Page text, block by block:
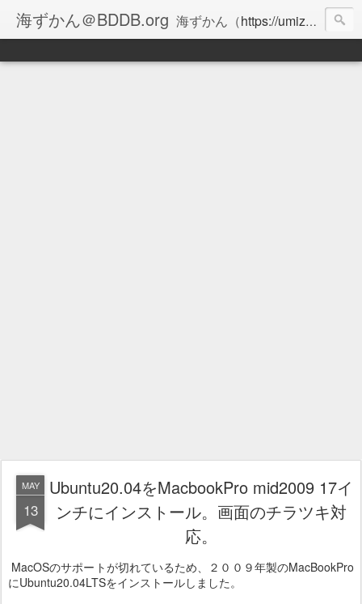
海ずかん＠BDDB.org 海ずかん（https://umizukan.com
MAY
13
Ubuntu20.04をMacbookPro mid2009 17イ
ンチにインストール。画面のチラツキ対
応。
MacOSのサポートが切れているため、２００９年製のMacBookPro
にUbuntu20.04LTSをインストールしました。